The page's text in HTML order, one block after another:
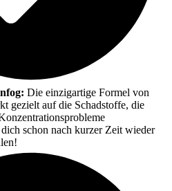
Die einzigartige Formel von
gezielt auf die Schadstoffe, die
schon nach kurzer Zeit wieder